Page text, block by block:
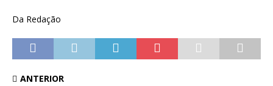
Da Redação
ANTERIOR